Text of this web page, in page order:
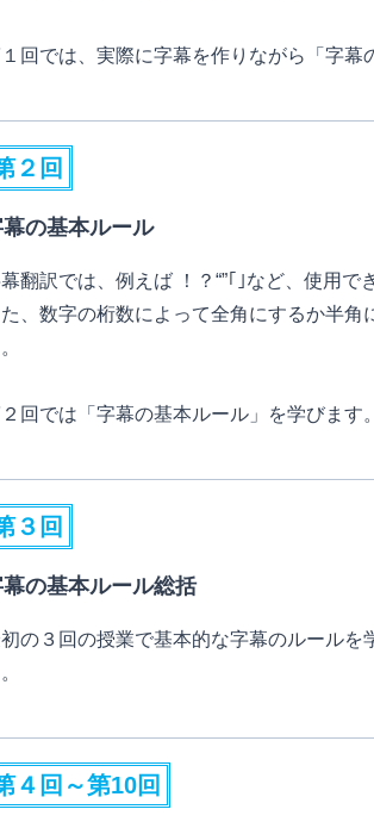
回では、実際に字幕を作りながら「字幕
２回
の基本ルール
翻訳では、例えば ！？“”｢｣など、使用で
、数字の桁数によって全角にするか半角
回では「字幕の基本ルール」を学びます。
３回
の基本ルール総括
の３回の授業で基本的な字幕のルールを
４回～第10回